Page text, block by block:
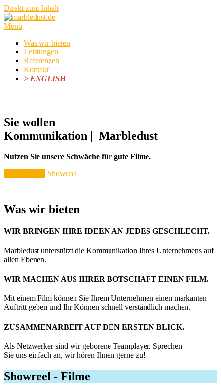
Direkt zum Inhalt
Menü
Was wir bieten
Leistungen
Referenzen
Kontakt
> ENGLISH
Sie wollen
Kommunikation | Marbledust
Nutzen Sie unsere Schwäche für gute Filme.
Showreel
Was wir bieten
WIR BRINGEN IHRE IDEEN AN JEDES GESCHLECHT.
Marbledust unterstützt die Kommunikation Ihres Unternehmens auf
allen Ebenen.
WIR MACHEN AUS IHRER BOTSCHAFT EINEN FILM.
Mit einem Film können Sie Ihrem Unternehmen einen markanten
Auftritt geben und Ihr Können schnell verständlich machen.
ZUSAMMENARBEIT AUF DEN ERSTEN BLICK.
Als Netzwerker sind wir geborene Teamplayer. Sprechen
Sie uns einfach an, wir hören Ihnen gerne zu!
Showreel - Filme